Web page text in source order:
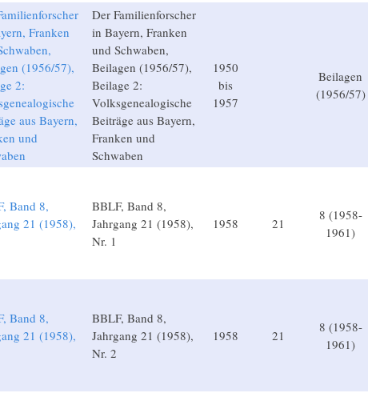
Franken
(1956/57),
2:
aus Bayern,
und
Der Familienforscher
in Bayern, Franken
und Schwaben,
Beilagen (1956/57),
Beilage 2:
Volksgenealogische
Beiträge aus Bayern,
Franken und
Schwaben
1950
bis
1957
Beilagen
(1956/57)
Band 8,
21 (1958),
BBLF, Band 8,
Jahrgang 21 (1958),
Nr. 1
1958 21
8 (1958-
1961)
Band 8,
21 (1958),
BBLF, Band 8,
Jahrgang 21 (1958),
Nr. 2
1958 21
8 (1958-
1961)